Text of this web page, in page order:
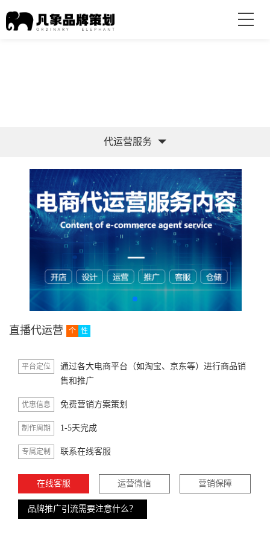
代运营服务
直播代运营 个 性
平台定位
通过各大电商平台（如淘宝、京东等）进行商品销
售和推广
优惠信息 免费营销方案策划
制作周期 1-5天完成
专属定制 联系在线客服
在线客服 运营微信 营销保障
品牌推广引流需要注意什么？